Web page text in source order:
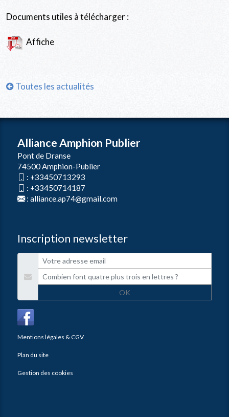
Documents utiles à télécharger :
Affiche
Toutes les actualités
Alliance Amphion Publier
Pont de Dranse
74500 Amphion-Publier
: +33450713293
: +33450714187
: alliance.ap74@gmail.com
Inscription newsletter
OK
Mentions légales & CGV
Plan du site
Gestion des cookies